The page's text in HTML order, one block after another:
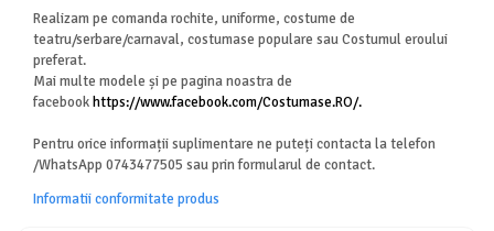
Realizam pe comanda rochite, uniforme, costume de
teatru/serbare/carnaval, costumase populare sau Costumul eroului
preferat.
Mai multe modele și pe pagina noastra de
facebookhttps://www.facebook.com/Costumase.RO/.
Pentru orice informații suplimentare ne puteți contacta la telefon
/WhatsApp 0743477505 sau prin formularul de contact.
Informatii conformitate produs